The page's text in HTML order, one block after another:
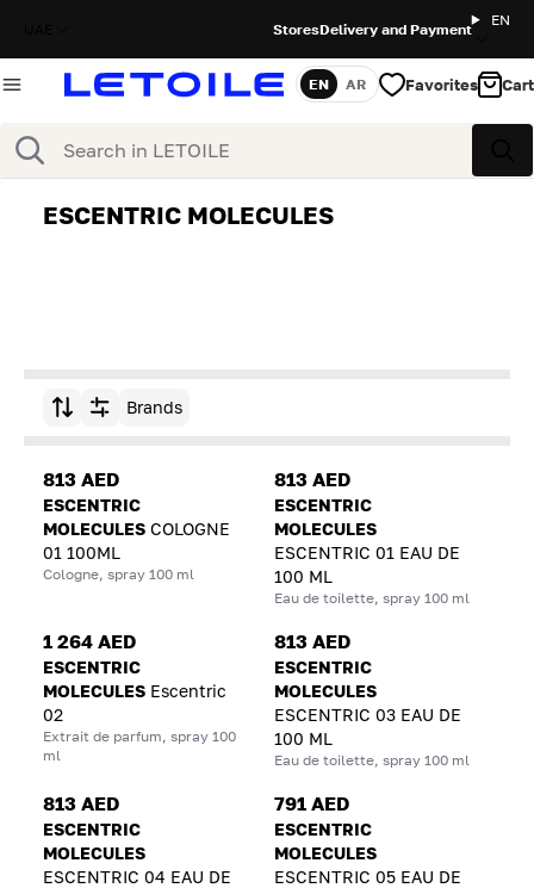
StoresDelivery and Payment
EN
Search
Language
EN AR Favorites Cart
ESCENTRIC MOLECULES
Sort by Brands
813 AED
ESCENTRIC
MOLECULES COLOGNE
01 100ML
Cologne, spray 100 ml
813 AED
ESCENTRIC
MOLECULES
ESCENTRIC 01 EAU DE
100 ML
Eau de toilette, spray 100 ml
1 264 AED
ESCENTRIC
MOLECULES Escentric
02
Extrait de parfum, spray 100
ml
813 AED
ESCENTRIC
MOLECULES
ESCENTRIC 03 EAU DE
100 ML
Eau de toilette, spray 100 ml
813 AED
ESCENTRIC
MOLECULES
ESCENTRIC 04 EAU DE
791 AED
ESCENTRIC
MOLECULES
ESCENTRIC 05 EAU DE